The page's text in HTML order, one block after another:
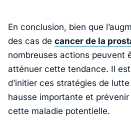
En conclusion, bien que
des cas de cancer de la
nombreuses actions peuvent
atténuer cette tendance. Il
d’initier ces stratégies de
hausse importante et
cette maladie potentielle.